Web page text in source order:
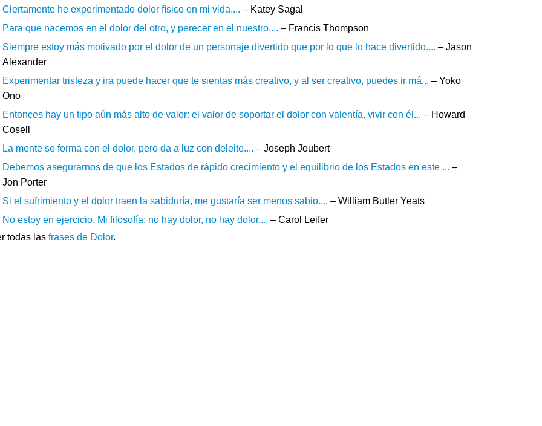
Ciertamente he experimentado dolor físico en mi vida.... – Katey Sagal
Para que nacemos en el dolor del otro, y perecer en el nuestro.... – Francis Thompson
Siempre estoy más motivado por el dolor de un personaje divertido que por lo que lo hace divertido.... – Jason
Alexander
Experimentar tristeza y ira puede hacer que te sientas más creativo, y al ser creativo, puedes ir má... – Yoko
Ono
Entonces hay un tipo aún más alto de valor: el valor de soportar el dolor con valentía, vivir con él... – Howard
Cosell
La mente se forma con el dolor, pero da a luz con deleite.... – Joseph Joubert
Debemos asegurarnos de que los Estados de rápido crecimiento y el equilibrio de los Estados en este ... –
Jon Porter
Si el sufrimiento y el dolor traen la sabiduría, me gustaría ser menos sabio.... – William Butler Yeats
No estoy en ejercicio. Mi filosofía: no hay dolor, no hay dolor.... – Carol Leifer
todas las frases de Dolor.